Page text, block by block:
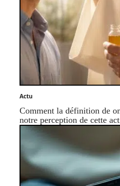
Actu
Comment la définition de
notre perception de cette